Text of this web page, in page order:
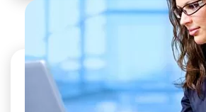
учить немецкий? Многие